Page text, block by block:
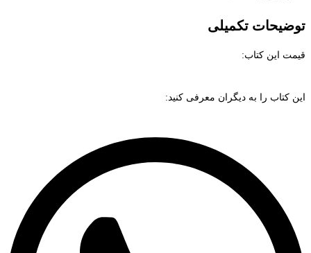
توضیحات تکمیلی
قیمت این کتاب:
این کتاب را به دیگران معرفی کنید: